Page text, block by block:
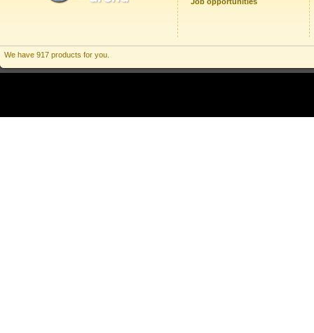
We have 917 products for you.